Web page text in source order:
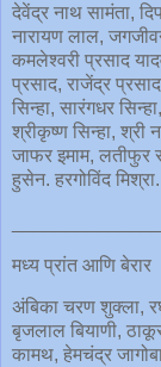
देवेंद्र नाथ सामंता,
नारायण लाल,
कमलेश्वरी प्रसाद
प्रसाद, राजेंद्र
सिन्हा, सारंगधर
श्रीकृष्ण सिन्हा, श्री
जाफर इमाम, लतीफुर
हुसेन. हरगोविंद मिश्रा.
मध्य प्रांत आणि बेरार
अंबिका चरण शुक्ला,
बृजलाल बियाणी,
कामथ, हेमचंद्र